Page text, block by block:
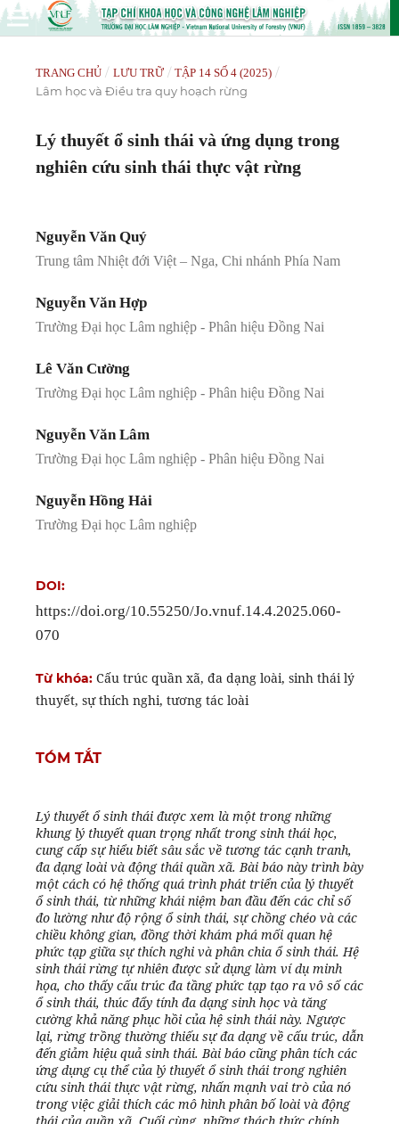
TRANG CHỦ / LƯU TRỮ / TẬP 14 SỐ 4 (2025) /
Lâm học và Điều tra quy hoạch rừng
Lý thuyết ổ sinh thái và ứng dụng trong
nghiên cứu sinh thái thực vật rừng
Nguyễn Văn Quý
Trung tâm Nhiệt đới Việt – Nga, Chi nhánh Phía Nam
Nguyễn Văn Hợp
Trường Đại học Lâm nghiệp - Phân hiệu Đồng Nai
Lê Văn Cường
Trường Đại học Lâm nghiệp - Phân hiệu Đồng Nai
Nguyễn Văn Lâm
Trường Đại học Lâm nghiệp - Phân hiệu Đồng Nai
Nguyễn Hồng Hải
Trường Đại học Lâm nghiệp
DOI:
https://doi.org/10.55250/Jo.vnuf.14.4.2025.060-
070
Từ khóa: Cấu trúc quần xã, đa dạng loài, sinh thái lý
thuyết, sự thích nghi, tương tác loài
TÓM TẮT
Lý thuyết ổ sinh thái được xem là một trong những
khung lý thuyết quan trọng nhất trong sinh thái học,
cung cấp sự hiểu biết sâu sắc về tương tác cạnh tranh,
đa dạng loài và động thái quần xã. Bài báo này trình bày
một cách có hệ thống quá trình phát triển của lý thuyết
ổ sinh thái, từ những khái niệm ban đầu đến các chỉ số
đo lường như độ rộng ổ sinh thái, sự chồng chéo và các
chiều không gian, đồng thời khám phá mối quan hệ
phức tạp giữa sự thích nghi và phân chia ổ sinh thái. Hệ
sinh thái rừng tự nhiên được sử dụng làm ví dụ minh
họa, cho thấy cấu trúc đa tầng phức tạp tạo ra vô số các
ổ sinh thái, thúc đẩy tính đa dạng sinh học và tăng
cường khả năng phục hồi của hệ sinh thái này. Ngược
lại, rừng trồng thường thiếu sự đa dạng về cấu trúc, dẫn
đến giảm hiệu quả sinh thái. Bài báo cũng phân tích các
ứng dụng cụ thể của lý thuyết ổ sinh thái trong nghiên
cứu sinh thái thực vật rừng, nhấn mạnh vai trò của nó
trong việc giải thích các mô hình phân bố loài và động